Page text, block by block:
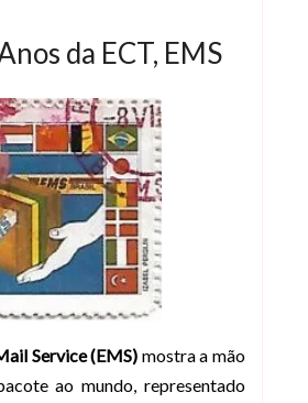
da ECT, EMS
Service (EMS) mostra a mão
ao mundo, representado